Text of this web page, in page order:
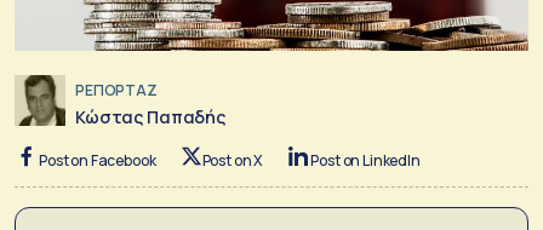
ΡΕΠΟΡΤΑΖ
Κώστας Παπαδής
Post on Facebook Post on X Post on LinkedIn